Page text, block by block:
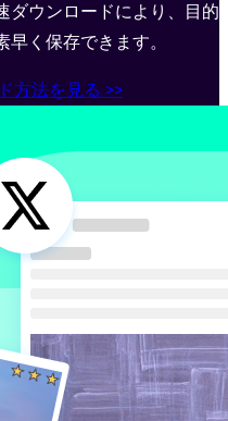
ダウンロードにより、目的
く保存できます。
方法を見る >>